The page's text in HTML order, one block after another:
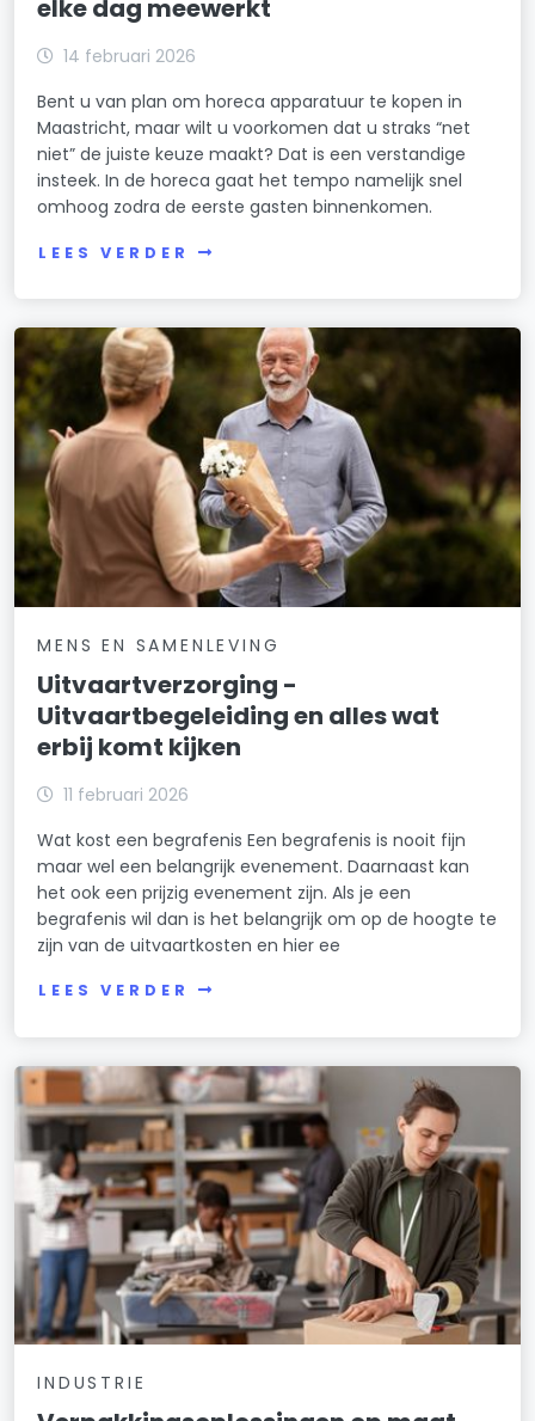
elke dag meewerkt
14 februari 2026
Bent u van plan om horeca apparatuur te kopen in
Maastricht, maar wilt u voorkomen dat u straks “net
niet” de juiste keuze maakt? Dat is een verstandige
insteek. In de horeca gaat het tempo namelijk snel
omhoog zodra de eerste gasten binnenkomen.
LEES VERDER
MENS EN SAMENLEVING
Uitvaartverzorging -
Uitvaartbegeleiding en alles wat
erbij komt kijken
11 februari 2026
Wat kost een begrafenis Een begrafenis is nooit fijn
maar wel een belangrijk evenement. Daarnaast kan
het ook een prijzig evenement zijn. Als je een
begrafenis wil dan is het belangrijk om op de hoogte te
zijn van de uitvaartkosten en hier ee
LEES VERDER
INDUSTRIE